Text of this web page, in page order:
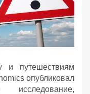
и путешествиям
опубликовал
исследование,